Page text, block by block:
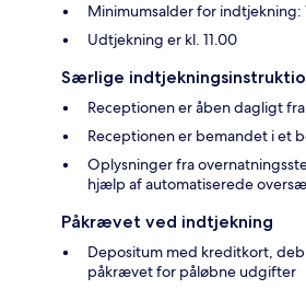
Minimumsalder for indtjekning:
Udtjekning er kl. 11.00
Særlige
Receptionen er åben dagligt
Receptionen er bemandet i et
Oplysninger fra
hjælp af automatiserede
Påkrævet ved indtjekning
Depositum med kreditkort,
påkrævet for påløbne udgifter